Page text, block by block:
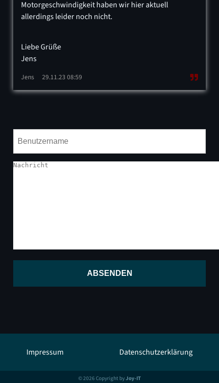
Motorgeschwindigkeit haben wir hier aktuell
allerdings leider noch nicht.
Liebe Grüße
Jens
Jens 29.11.23 08:59
ABSENDEN
Impressum Datenschutzerklärung
© 2026 Copyright byJoy-IT